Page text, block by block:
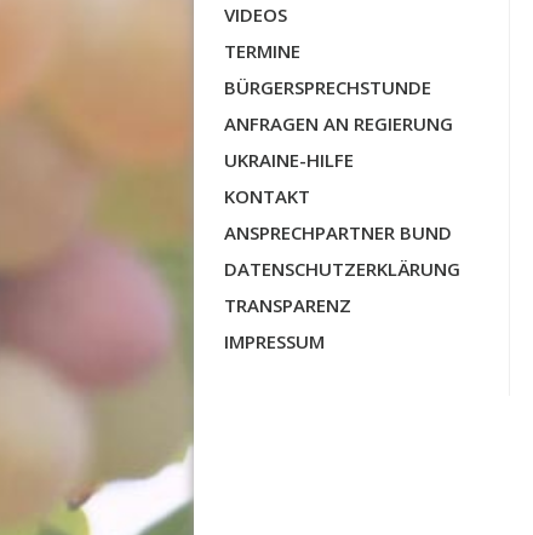
VIDEOS
TERMINE
BÜRGERSPRECHSTUNDE
ANFRAGEN AN REGIERUNG
UKRAINE-HILFE
KONTAKT
ANSPRECHPARTNER BUND
DATENSCHUTZERKLÄRUNG
TRANSPARENZ
IMPRESSUM